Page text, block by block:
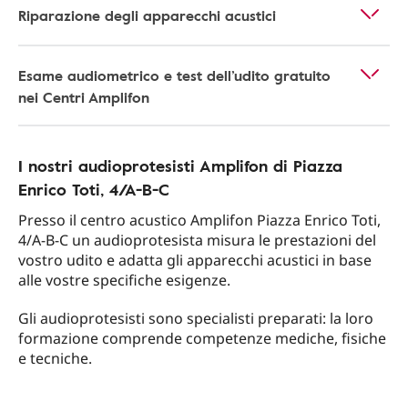
Riparazione degli apparecchi acustici
Esame audiometrico e test dell’udito gratuito
nei Centri Amplifon
I nostri audioprotesisti Amplifon di Piazza
Enrico Toti, 4/A-B-C
Presso il centro acustico Amplifon Piazza Enrico Toti,
4/A-B-C un audioprotesista misura le prestazioni del
vostro udito e adatta gli apparecchi acustici in base
alle vostre specifiche esigenze.
Gli audioprotesisti sono specialisti preparati: la loro
formazione comprende competenze mediche, fisiche
e tecniche.